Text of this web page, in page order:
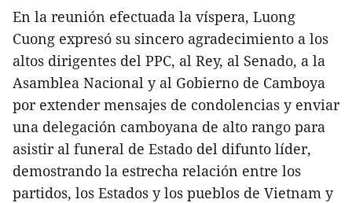
En la reunión efectuada la víspera, Luong
Cuong expresó su sincero agradecimiento a los
altos dirigentes del PPC, al Rey, al Senado, a la
Asamblea Nacional y al Gobierno de Camboya
por extender mensajes de condolencias y enviar
una delegación camboyana de alto rango para
asistir al funeral de Estado del difunto líder,
demostrando la estrecha relación entre los
partidos, los Estados y los pueblos de Vietnam y